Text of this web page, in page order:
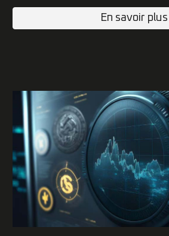
En savoir plus